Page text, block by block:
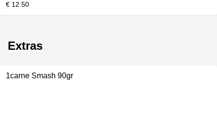
€ 12.50
Extras
1carne Smash 90gr